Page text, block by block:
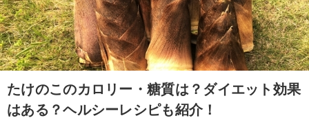
たけのこのカロリー・糖質は？ダイエット効果
はある？ヘルシーレシピも紹介！